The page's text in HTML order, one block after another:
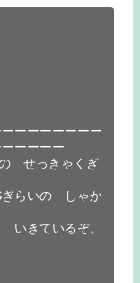
ーーーーーーー
ーーーー
せっきゃくぎ
らいの しゃか
きているぞ。